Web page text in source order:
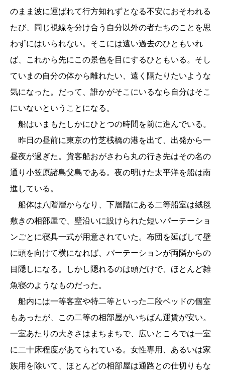
のまま波に運ばれて行方知れずとなる不安におそわれる
たび、同じ視線を分け合う自分以外の者たちのことを思
わずにはいられない。そこには遠い過去のひともいれ
ば、これから先にこの景色を目にするひともいる。そし
ていまの自分の体から離れたい、遠く隔たりたいような
気になった。だって、誰かがそこにいるなら自分はそこ
にいないということになる。
船はいまもたしかにひとつの時間を前に進んでいる。
昨日の昼前に東京の竹芝桟橋の港を出て、出発から一
昼夜が過ぎた。貨客船おがさわら丸の行き先はその名の
通り小笠原諸島父島である。夜の明けた太平洋を船は南
進している。
船体は八階層からなり、下層階にある二等船室は絨毯
敷きの相部屋で、壁沿いに設けられた短いパーテーショ
ンごとに寝具一式が用意されていた。布団を延ばして壁
に頭を向けて横になれば、パーテーションが両隣からの
目隠しになる。しかし隠れるのは頭だけで、ほとんど雑
魚寝のようなものだった。
船内には一等客室や特二等といった二段ベッドの個室
もあったが、この二等の相部屋がいちばん運賃が安い。
一室あたりの大きさはまちまちで、広いところでは一室
に二十床程度があてられている。女性専用、あるいは家
族用を除いて、ほとんどの相部屋は通路との仕切りもな